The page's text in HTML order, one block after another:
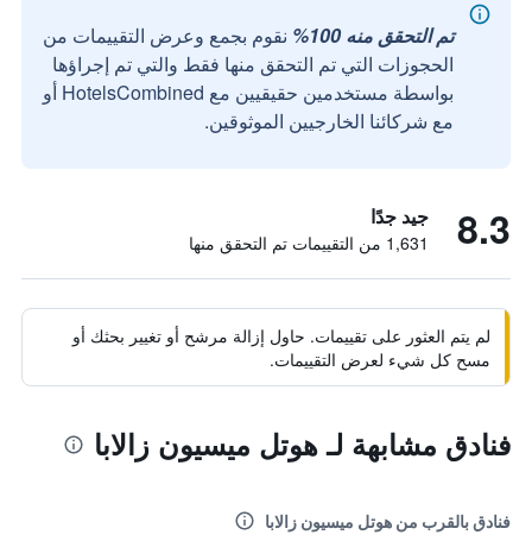
تم التحقق منه 100%
نقوم بجمع وعرض التقييمات من
الحجوزات التي تم التحقق منها فقط والتي تم إجراؤها
بواسطة مستخدمين حقيقيين مع HotelsCombined أو
مع شركائنا الخارجيين الموثوقين.
8.3 جيد جدًا
1,631 من التقييمات تم التحقق منها
لم يتم العثور على تقييمات. حاول إزالة مرشح أو تغيير بحثك أو
مسح كل شيء لعرض التقييمات.
فنادق مشابهة لـ هوتل ميسيون زالابا
فنادق بالقرب من هوتل ميسيون زالابا